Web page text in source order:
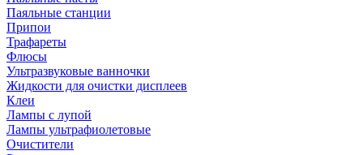
Паяльные станции
Припои
Трафареты
Флюсы
Ультразвуковые ванночки
Жидкости для очистки дисплеев
Клеи
Лампы с лупой
Лампы ультрафиолетовые
Очистители